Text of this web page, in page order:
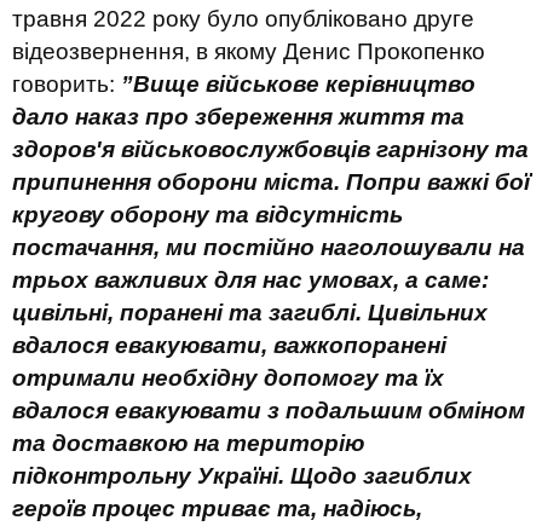
травня 2022 року було опубліковано друге
відеозвернення, в якому Денис Прокопенко
говорить: ”Вище військове керівництво
дало наказ про збереження життя та
здоров'я військовослужбовців гарнізону та
припинення оборони міста. Попри важкі бої
кругову оборону та відсутність
постачання, ми постійно наголошували на
трьох важливих для нас умовах, а саме:
цивільні, поранені та загиблі. Цивільних
вдалося евакуювати, важкопоранені
отримали необхідну допомогу та їх
вдалося евакуювати з подальшим обміном
та доставкою на територію
підконтрольну Україні. Щодо загиблих
героїв процес триває та, надіюсь,